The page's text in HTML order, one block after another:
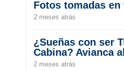
Fotos tomadas en
2 meses atrás
¿Sueñas con ser
Cabina? Avianca
2 meses atrás